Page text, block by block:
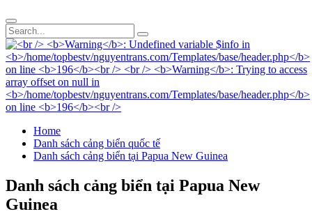
Home
Danh sách cảng biển quốc tế
Danh sách cảng biển tại Papua New Guinea
Danh sách cảng biển tại Papua New
Guinea